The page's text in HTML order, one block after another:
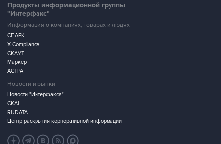
Информация о компаниях, товарах и людях
СПАРК
X-Compliance
СКАУТ
Маркер
АСТРА
Новости и рынки
Новости "Интерфакса"
СКАН
RUDATA
Центр раскрытия корпоративной информации